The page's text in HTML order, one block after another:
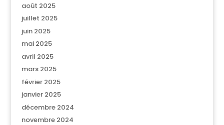
août 2025
juillet 2025
juin 2025
mai 2025
avril 2025
mars 2025
février 2025
janvier 2025
décembre 2024
novembre 2024